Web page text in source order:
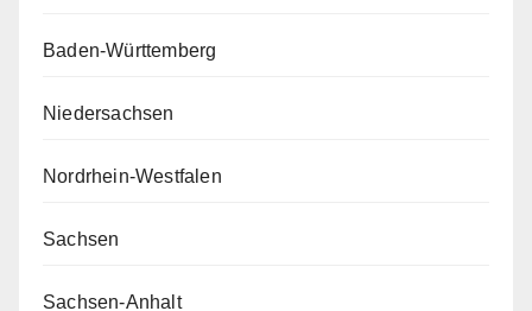
Baden-Württemberg
Niedersachsen
Nordrhein-Westfalen
Sachsen
Sachsen-Anhalt